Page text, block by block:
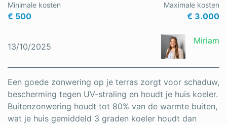
Schrijnwerker
Vloeren
Vochtbestrijding
Warmtepomp
Minimale kosten
€ 500
Maximale kosten
€ 3.000
13/10/2025
Miriam
Een goede zonwering op je terras zorgt voor schaduw,
bescherming tegen UV-straling en houdt je huis koeler.
Buitenzonwering houdt tot 80% van de warmte buiten,
wat je huis gemiddeld 3 graden koeler houdt dan